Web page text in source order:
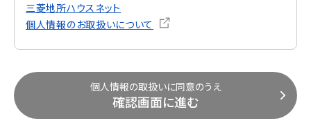
三菱地所ハウスネット
個人情報のお取扱いについて
個人情報の取扱いに同意のうえ
確認画面に進む